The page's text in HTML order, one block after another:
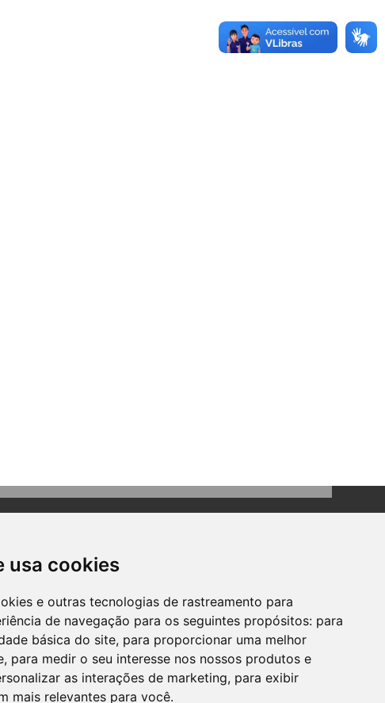
usa cookies
e outras tecnologias de rastreamento para
de navegação para os seguintes propósitos: para
básica do site, para proporcionar uma melhor
, para medir o seu interesse nos nossos produtos e
as interações de marketing, para exibir
mais relevantes para você.
Contato
Telefone: (51) 3634-8100
Email:gabinete@bomprincipio.rs.gov.br